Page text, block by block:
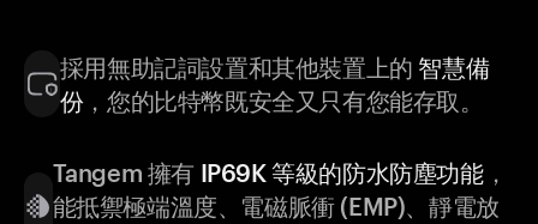
採用無助記詞設置和其他裝置上的 智慧備
份，您的比特幣既安全又只有您能存取。
Tangem 擁有 IP69K 等級的防水防塵功能，
能抵禦極端溫度、電磁脈衝 (EMP)、靜電放